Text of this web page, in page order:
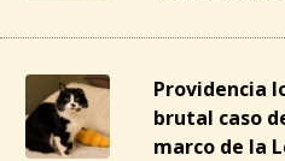
Providencia
brutal caso
marco de la